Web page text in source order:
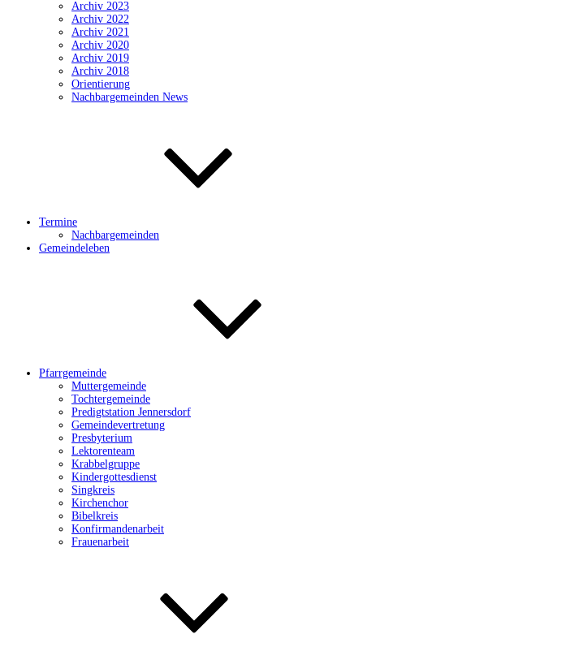
Archiv 2023
Archiv 2022
Archiv 2021
Archiv 2020
Archiv 2019
Archiv 2018
Orientierung
Nachbargemeinden News
Termine
Nachbargemeinden
Gemeindeleben
Pfarrgemeinde
Muttergemeinde
Tochtergemeinde
Predigtstation Jennersdorf
Gemeindevertretung
Presbyterium
Lektorenteam
Krabbelgruppe
Kindergottesdienst
Singkreis
Kirchenchor
Bibelkreis
Konfirmandenarbeit
Frauenarbeit